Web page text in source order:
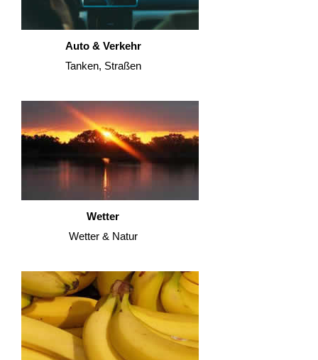
Auto & Verkehr
Tanken, Straßen
Wetter
Wetter & Natur